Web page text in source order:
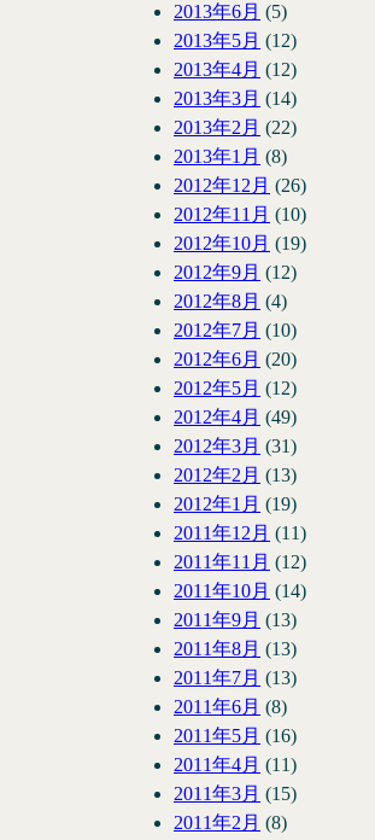
2013年6月 (5)
2013年5月 (12)
2013年4月 (12)
2013年3月 (14)
2013年2月 (22)
2013年1月 (8)
2012年12月 (26)
2012年11月 (10)
2012年10月 (19)
2012年9月 (12)
2012年8月 (4)
2012年7月 (10)
2012年6月 (20)
2012年5月 (12)
2012年4月 (49)
2012年3月 (31)
2012年2月 (13)
2012年1月 (19)
2011年12月 (11)
2011年11月 (12)
2011年10月 (14)
2011年9月 (13)
2011年8月 (13)
2011年7月 (13)
2011年6月 (8)
2011年5月 (16)
2011年4月 (11)
2011年3月 (15)
2011年2月 (8)